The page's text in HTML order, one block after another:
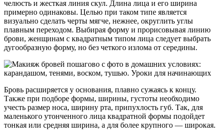
челюсть и жесткая линия скул. Длина лица и его ширина
примерно одинаковы. Целью при таком типе является
визуально сделать черты мягче, нежнее, округлить углы
плавным переходом. Выбирая форму и прорисовывая линию
брови, женщинам с квадратным типом лица следует выбрать
дугообразную форму, но без четкого излома от середины.
Бровь расширяется у основания, плавно сужаясь к концу.
Также при подборе формы, ширины, густоты необходимо
учесть размер носа, ширину рта, припухлость губ. Так, для
маленького утонченного лица квадратной формы подойдет
тонкая или средняя ширина, а для более крупного — широкая.